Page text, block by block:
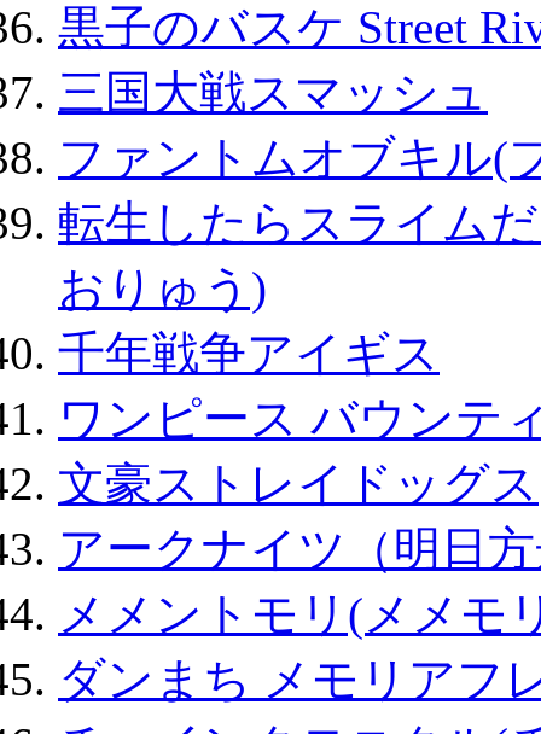
黒子のバスケ Street
三国大戦スマッシュ
ファントムオブキル(
転生したらスライム
おりゅう)
千年戦争アイギス
ワンピース バウンテ
文豪ストレイドッグス
アークナイツ（明日
メメントモリ(メメモ
ダンまち メモリアフ